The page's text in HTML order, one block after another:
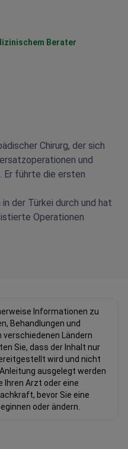
Berater
Chirurg, der sich
und
Er führte die ersten
der Türkei durch und hat
Operationen
Informationen zu
Behandlungen und
Ländern
Sie, dass der Inhalt nur
wird und nicht
ausgelegt werden
Ihren Arzt oder eine
bevor Sie eine
oder ändern.